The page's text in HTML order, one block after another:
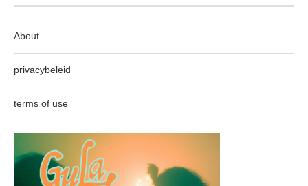
About
privacybeleid
terms of use